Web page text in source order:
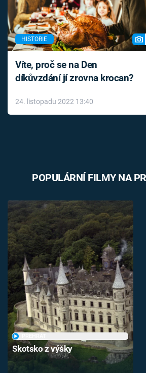
HISTORIE
Víte, proč se na Den
díkůvzdání jí zrovna krocan?
24. listopadu 2022 13:40
POPULÁRNÍ FILMY NA
Skotsko z výšky